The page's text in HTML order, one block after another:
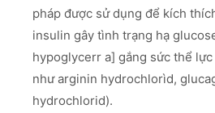
pháp được sử dụng để kích
insulin gây tình trạng hạ
hypoglycerr a] gắng sức thể
như arginin hydrochlorìd,
hydrochlorid).